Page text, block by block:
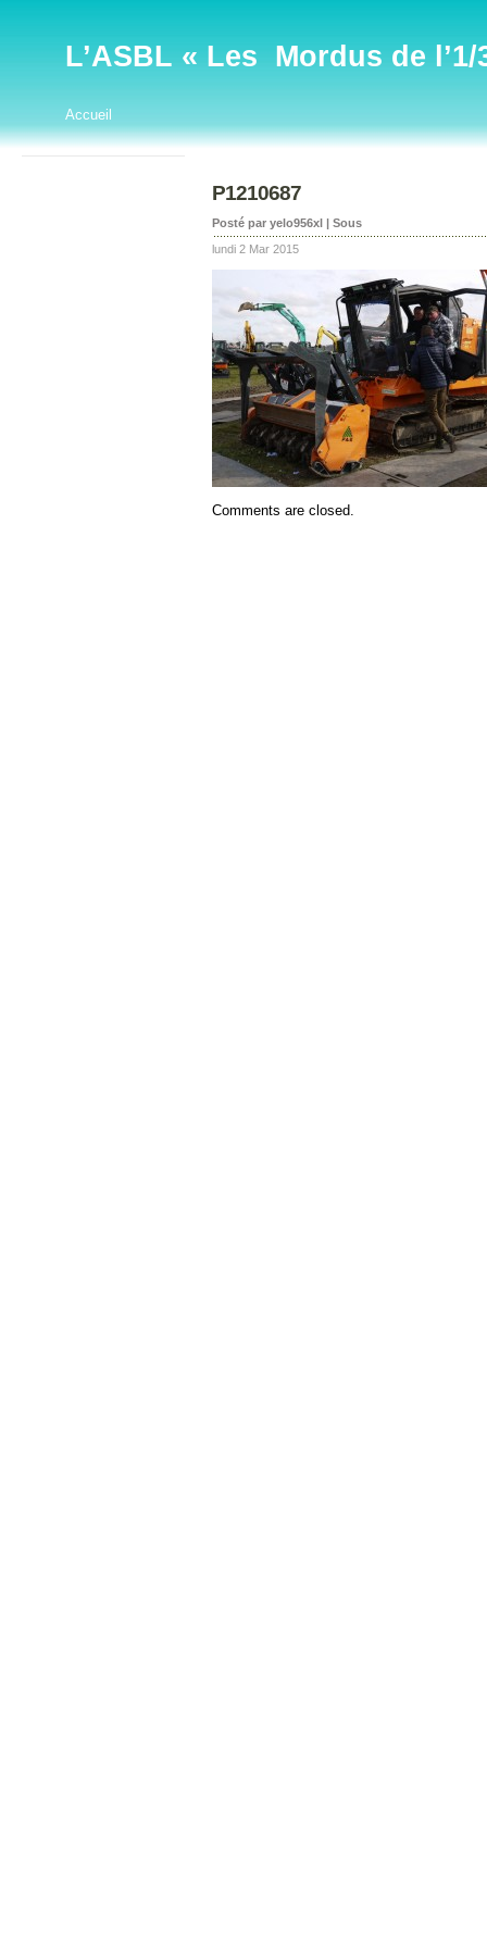
L’ASBL « Les Mordus de l’1/
Accueil
P1210687
Posté par yelo956xl | Sous
lundi 2 Mar 2015
Comments are closed.